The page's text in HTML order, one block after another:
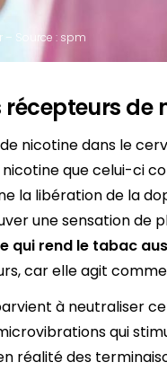
– Source : spm
récepteurs
nicotine dans le
que celui-ci
la libération de la
une sensation de
qui rend le tabac
car elle agit
à neutraliser
qui
réalité des